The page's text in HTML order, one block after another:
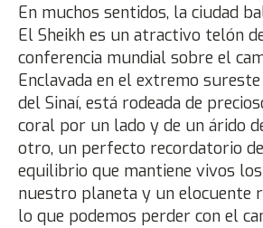
En muchos sentidos, la ciudad
El Sheikh es un atractivo telón
conferencia mundial sobre el
Enclavada en el extremo
del Sinaí, está rodeada de
coral por un lado y de un árido
otro, un perfecto recordatorio
equilibrio que mantiene vivos
nuestro planeta y un elocuente
lo que podemos perder con el